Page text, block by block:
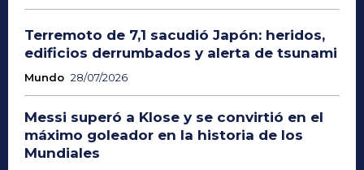
Terremoto de 7,1 sacudió Japón: heridos,
edificios derrumbados y alerta de tsunami
Mundo 28/07/2026
Messi superó a Klose y se convirtió en el
máximo goleador en la historia de los
Mundiales